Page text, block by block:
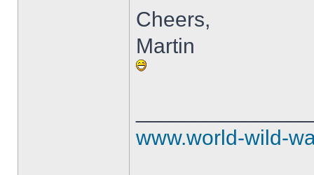
Cheers,
Martin
www.world-wild-